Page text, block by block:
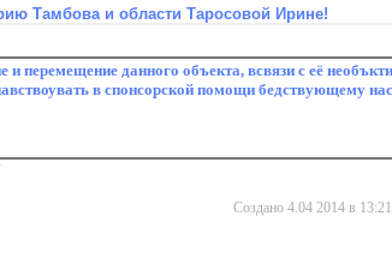
Тамбова и области Таросовой Ирине!
Создано 4.04 2014 в 13:21